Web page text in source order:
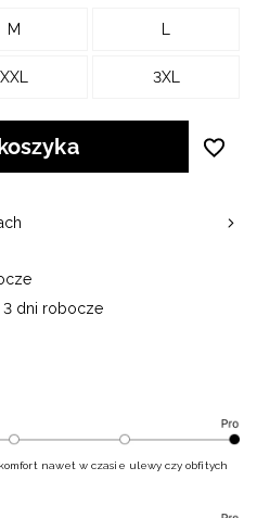
M L
XXL 3XL
3 dni robocze
nawet w czasie ulewy czy obfitych